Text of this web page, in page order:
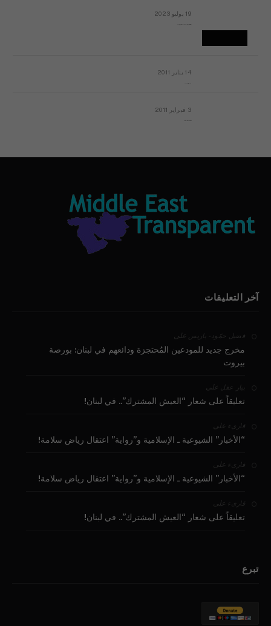
19 يوليو 2023
14 يناير 2011
3 فبراير 2011
آخر التعليقات
فضيل حمّود - باريس على
مخرج جديد للمودعين المُحتجزة ودائعهم في لبنان: بورصة
بيروت
بيار عقل على
تعليقاً على شعار “العيش المشترك”.. في لبنان!
قارىء على
“الأخبار” الشيوعية ـ الإسلامية و”رواية” اعتقال رياض سلامة!
قارىء على
“الأخبار” الشيوعية ـ الإسلامية و”رواية” اعتقال رياض سلامة!
قارىء على
تعليقاً على شعار “العيش المشترك”.. في لبنان!
تبرع